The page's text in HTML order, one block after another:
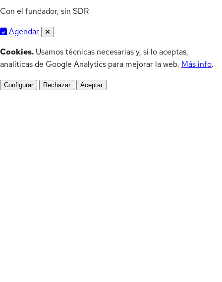
Con el fundador, sin SDR
Agendar
Cookies. Usamos técnicas necesarias y, si lo aceptas,
analíticas de Google Analytics para mejorar la web. Más info.
Configurar Rechazar Aceptar